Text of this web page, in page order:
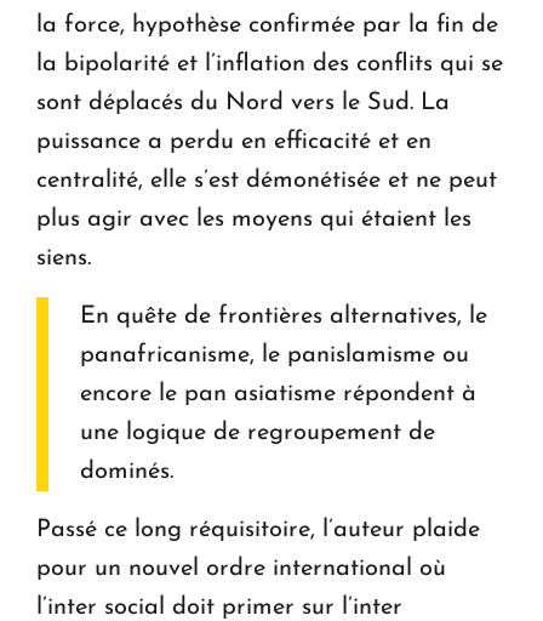
la force, hypothèse confirmée par la fin de
la bipolarité et l’inflation des conflits qui se
sont déplacés du Nord vers le Sud. La
puissance a perdu en efficacité et en
centralité, elle s’est démonétisée et ne peut
plus agir avec les moyens qui étaient les
siens.
En quête de frontières alternatives, le
panafricanisme, le panislamisme ou
encore le pan asiatisme répondent à
une logique de regroupement de
dominés.
Passé ce long réquisitoire, l’auteur plaide
pour un nouvel ordre international où
l’inter social doit primer sur l’inter